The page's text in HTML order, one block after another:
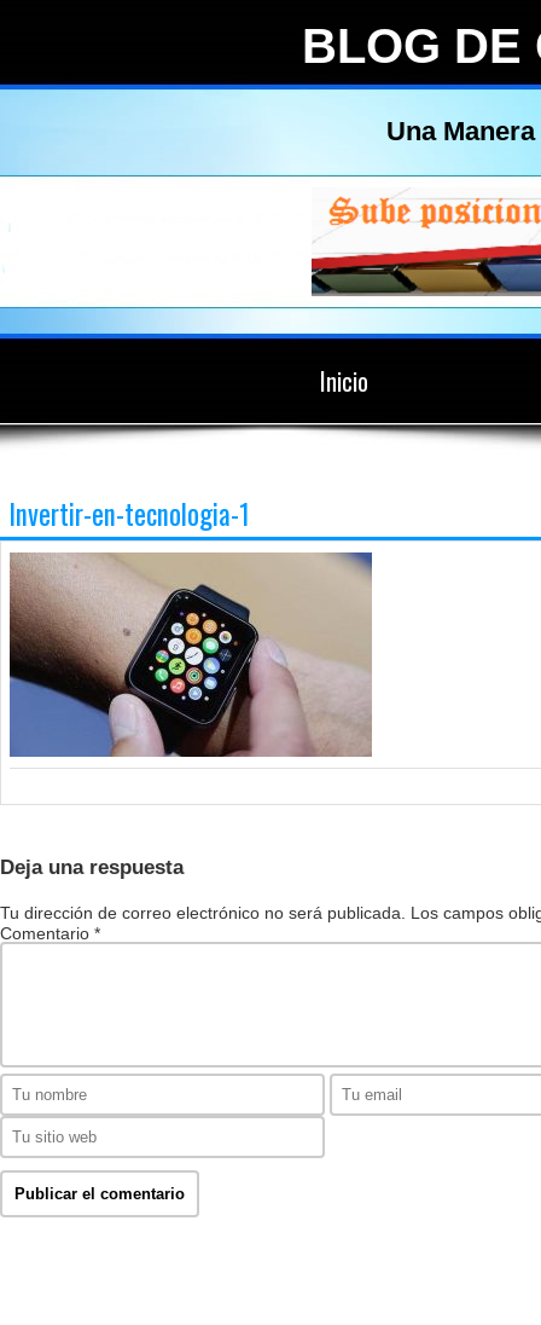
BLOG DE
Una
Inicio
Invertir-en-tecnologia-1
Deja una respuesta
Tu dirección de correo electrónico no será publicada.
Los campos
Comentario *